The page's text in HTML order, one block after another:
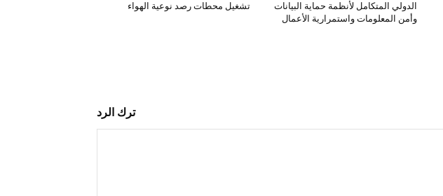
الدولي المتكامل لأنظمة حماية البيانات
وأمن المعلومات واستمرارية الأعمال
تشغيل محطات رصد نوعية الهواء
ترك الرد